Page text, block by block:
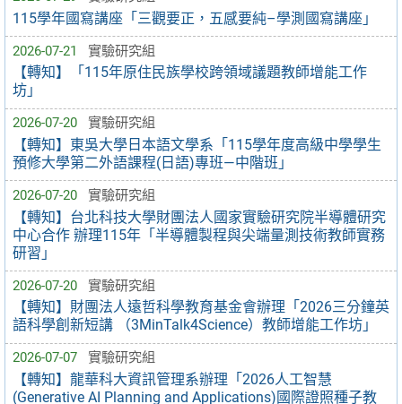
115學年國寫講座「三觀要正，五感要純–學測國寫講座」
2026-07-21 實驗研究組
【轉知】「115年原住民族學校跨領域議題教師增能工作
坊」
2026-07-20 實驗研究組
【轉知】東吳大學日本語文學系「115學年度高級中學學生
預修大學第二外語課程(日語)專班—中階班」
2026-07-20 實驗研究組
【轉知】台北科技大學財團法人國家實驗研究院半導體研究
中心合作 辦理115年「半導體製程與尖端量測技術教師實務
研習」
2026-07-20 實驗研究組
【轉知】財團法人遠哲科學教育基金會辦理「2026三分鐘英
語科學創新短講 （3MinTalk4Science）教師增能工作坊」
2026-07-07 實驗研究組
【轉知】龍華科大資訊管理系辦理「2026人工智慧
(Generative AI Planning and Applications)國際證照種子教